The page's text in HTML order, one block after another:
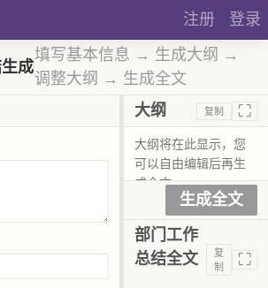
注册 登录
成
填写基本信息 → 生成大纲 →
调整大纲 → 生成全文
大纲 复制 ⛶
生成全文
部门工作
总结全文
复
制
⛶